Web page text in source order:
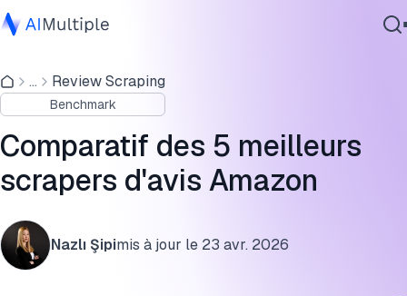
IA agentique
cybersécurité
Données
Logiciel d'entreprise
Services
... Review Scraping
Benchmark
Comparatif des 5 meilleurs
scrapers d'avis Amazon
Nazlı Şipimis à jour le 23 avr. 2026
Résultats du benchmark de scraping d'avis Amazon